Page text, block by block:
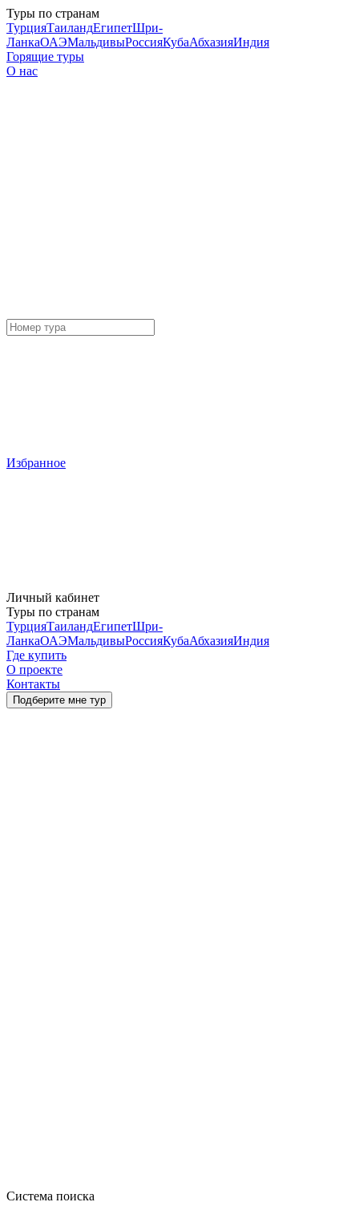
Туры по странам
ТурцияТаиландЕгипетШри-
ЛанкаОАЭМальдивыРоссияКубаАбхазияИндия
Горящие туры
О нас
Избранное
Личный кабинет
Туры по странам
ТурцияТаиландЕгипетШри-
ЛанкаОАЭМальдивыРоссияКубаАбхазияИндия
Где купить
О проекте
Контакты
Подберите мне тур
Система поиска